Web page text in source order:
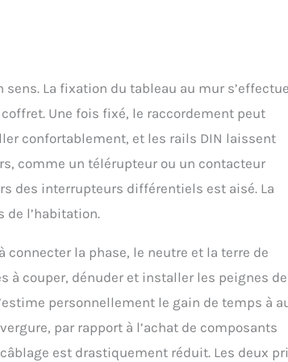
La fixation du tableau au mur s’effectue
Une fois fixé, le raccordement peut
confortablement, et les rails DIN laissent
comme un télérupteur ou un contacteur
des interrupteurs différentiels est aisé. La
l’habitation.
la phase, le neutre et la terre de
à couper, dénuder et installer les peignes de
personnellement le gain de temps à
par rapport à l’achat de composants
est drastiquement réduit. Les deux